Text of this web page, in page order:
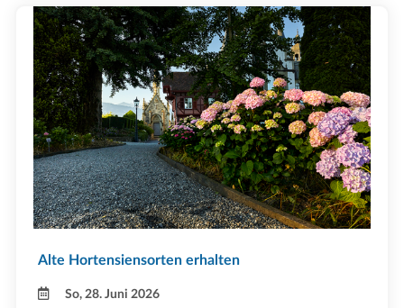
Alte Hortensiensorten erhalten
So, 28. Juni 2026